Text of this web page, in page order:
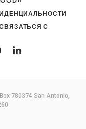
СВЯЗАТЬСЯ С
780374 San Antonio,